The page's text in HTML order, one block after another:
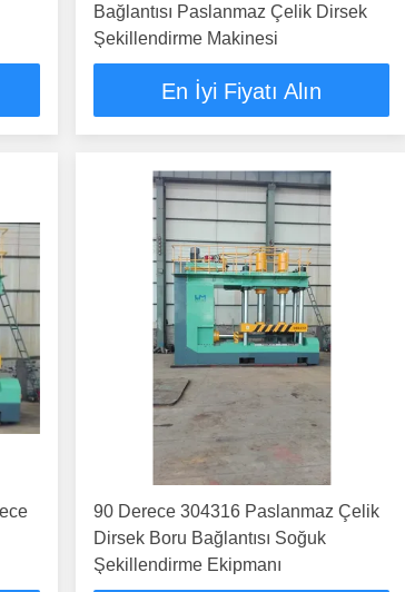
Bağlantısı Paslanmaz Çelik Dirsek
Şekillendirme Makinesi
En İyi Fiyatı Alın
90 Derece 304316 Paslanmaz Çelik
Dirsek Boru Bağlantısı Soğuk
Şekillendirme Ekipmanı